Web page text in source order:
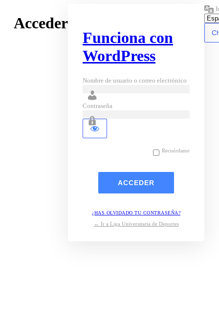
Acceder
Funciona con
WordPress
Nombre de usuario o correo electrónico
Contraseña
Recuérdame
¿HAS OLVIDADO TU CONTRASEÑA?
← Ir a Liga Universitaria de Deportes